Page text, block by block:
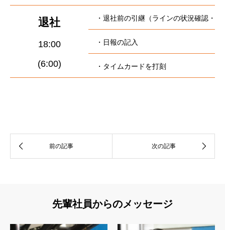
退社
18:00
(6:00)
・退社前の引継（ラインの状況確認・
・日報の記入
・タイムカードを打刻
先輩社員からのメッセージ